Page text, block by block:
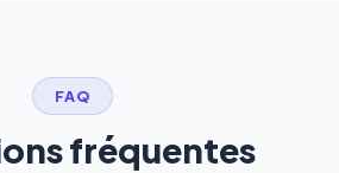
FAQ
fréquentes